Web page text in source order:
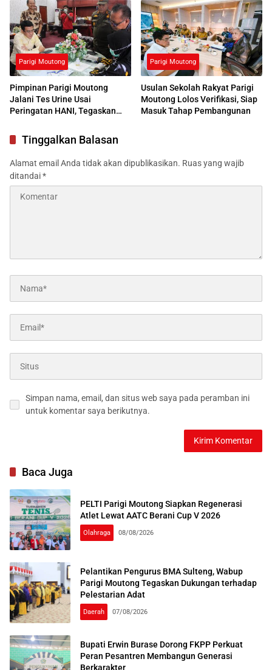
Parigi Moutong
Pimpinan Parigi Moutong
Jalani Tes Urine Usai
Peringatan HANI, Tegaskan
Parigi Moutong
Usulan Sekolah Rakyat Parigi
Moutong Lolos Verifikasi, Siap
Masuk Tahap Pembangunan
Tinggalkan Balasan
Alamat email Anda tidak akan dipublikasikan. Ruas yang wajib
ditandai*
Simpan nama, email, dan situs web saya pada peramban ini
untuk komentar saya berikutnya.
Baca Juga
PELTI Parigi Moutong Siapkan Regenerasi
Atlet Lewat AATC Berani Cup V 2026
Olahraga 08/08/2026
Pelantikan Pengurus BMA Sulteng, Wabup
Parigi Moutong Tegaskan Dukungan terhadap
Pelestarian Adat
Daerah 07/08/2026
Bupati Erwin Burase Dorong FKPP Perkuat
Peran Pesantren Membangun Generasi
Berkarakter